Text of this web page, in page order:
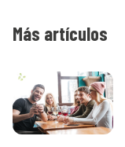
Más artículos